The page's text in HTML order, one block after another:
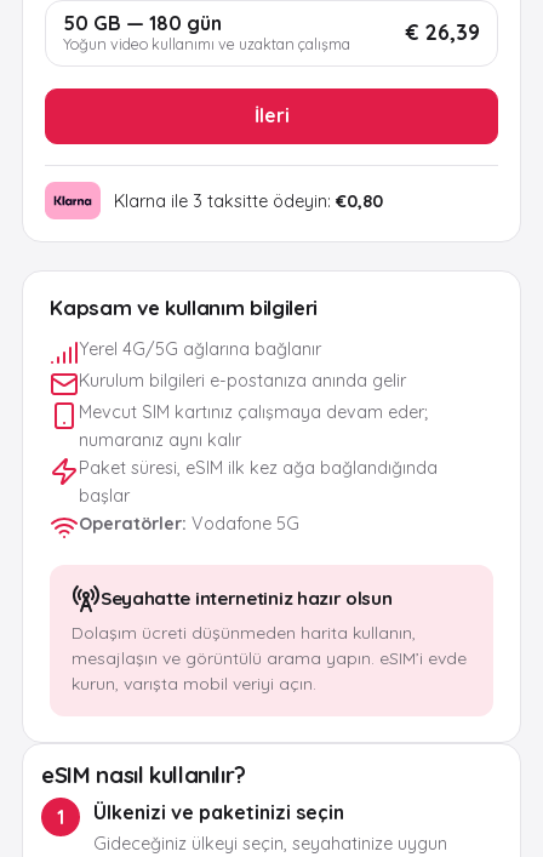
Kapsam ve kullanım bilgileri
Yerel 4G/5G ağlarına bağlanır
Kurulum bilgileri e-postanıza anında gelir
Mevcut SIM kartınız çalışmaya devam eder;
numaranız aynı kalır
Paket süresi, eSIM ilk kez ağa bağlandığında
başlar
Operatörler: Vodafone 5G
Seyahatte internetiniz hazır olsun
Dolaşım ücreti düşünmeden harita kullanın,
mesajlaşın ve görüntülü arama yapın. eSIM’i evde
kurun, varışta mobil veriyi açın.
eSIM nasıl kullanılır?
1 Ülkenizi ve paketinizi seçin
Gideceğiniz ülkeyi seçin, seyahatinize uygun
50 GB — 180 gün
Yoğun video kullanımı ve uzaktan çalışma € 26,39
İleri
Klarna ile 3 taksitte ödeyin: €0,80